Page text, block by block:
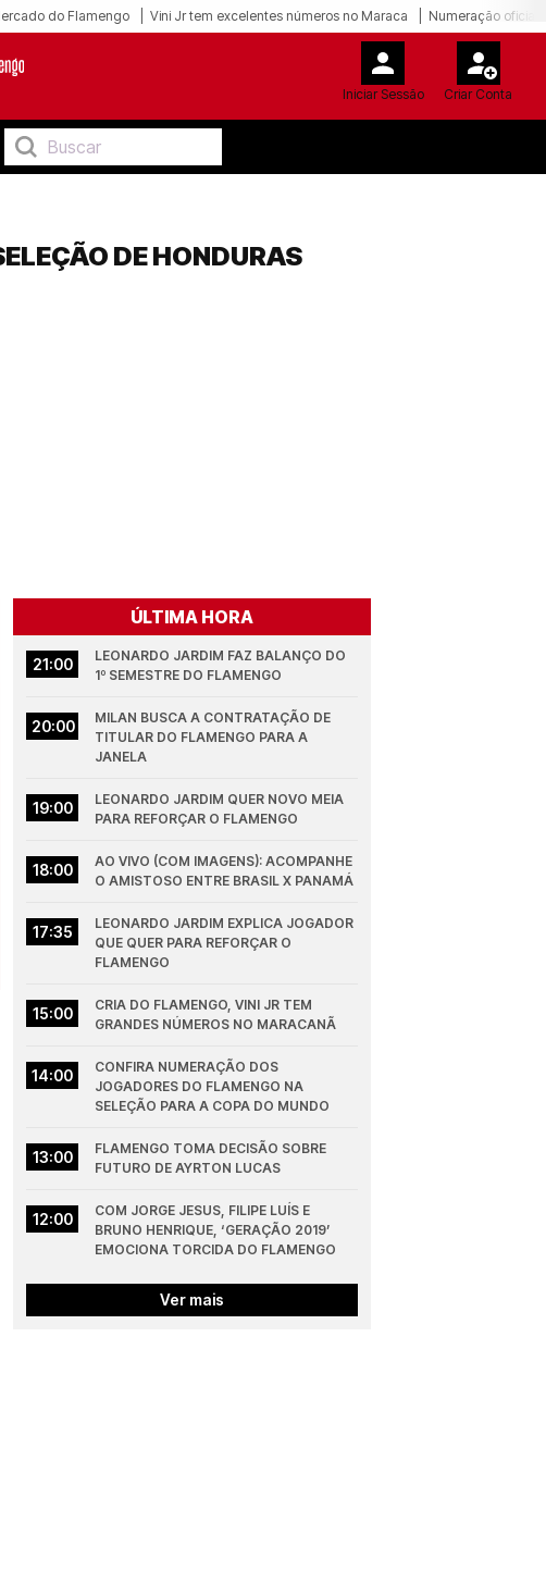
do Flamengo Vini Jr tem excelentes números no Maraca Numeração oficial
Iniciar Sessão Criar Conta
DE HONDURAS
ÚLTIMA HORA
21:00
LEONARDO JARDIM FAZ BALANÇO DO
1º SEMESTRE DO FLAMENGO
20:00
MILAN BUSCA A CONTRATAÇÃO DE
TITULAR DO FLAMENGO PARA A
JANELA
19:00
LEONARDO JARDIM QUER NOVO MEIA
PARA REFORÇAR O FLAMENGO
18:00
AO VIVO (COM IMAGENS): ACOMPANHE
O AMISTOSO ENTRE BRASIL X PANAMÁ
17:35
LEONARDO JARDIM EXPLICA JOGADOR
QUE QUER PARA REFORÇAR O
FLAMENGO
15:00
CRIA DO FLAMENGO, VINI JR TEM
GRANDES NÚMEROS NO MARACANÃ
14:00
CONFIRA NUMERAÇÃO DOS
JOGADORES DO FLAMENGO NA
SELEÇÃO PARA A COPA DO MUNDO
13:00
FLAMENGO TOMA DECISÃO SOBRE
FUTURO DE AYRTON LUCAS
12:00
COM JORGE JESUS, FILIPE LUÍS E
BRUNO HENRIQUE, ‘GERAÇÃO 2019’
EMOCIONA TORCIDA DO FLAMENGO
Ver mais